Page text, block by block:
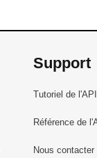
Support
Tutoriel de l'API
Référence de
Nous contacter